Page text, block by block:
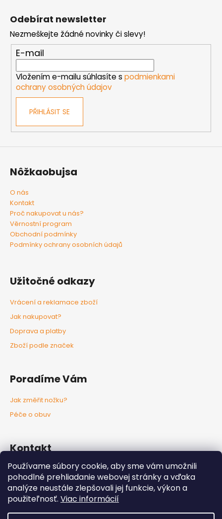
Používame súbory cookie, aby sme vám umožnili
pohodlné prehliadanie webovej stránky a vďaka
analýze neustále zlepšovali jej funkcie, výkon a
použiteľnosť. Viac informácií
Odebírat newsletter
Nezmeškejte žádné novinky či slevy!
E-mail
Vložením e-mailu súhlasíte s podmienkami
ochrany osobných údajov
PŘIHLÁSIT SE
Nôžkaobujsa
O nás
Kontakt
Proč nakupovat u nás?
Věrnostní program
Obchodní podmínky
Podmínky ochrany osobních údajů
Užitočné odkazy
Vrácení a reklamace zboží
Jak nakupovat?
Doprava a platby
Zboží podle značek
Poradíme Vám
Jak změřit nožku?
Péče o obuv
Kontakt
info@nozkaobujsa.sk
+421907383063
Nozkaobujsa.sk
Nozkaobujsa